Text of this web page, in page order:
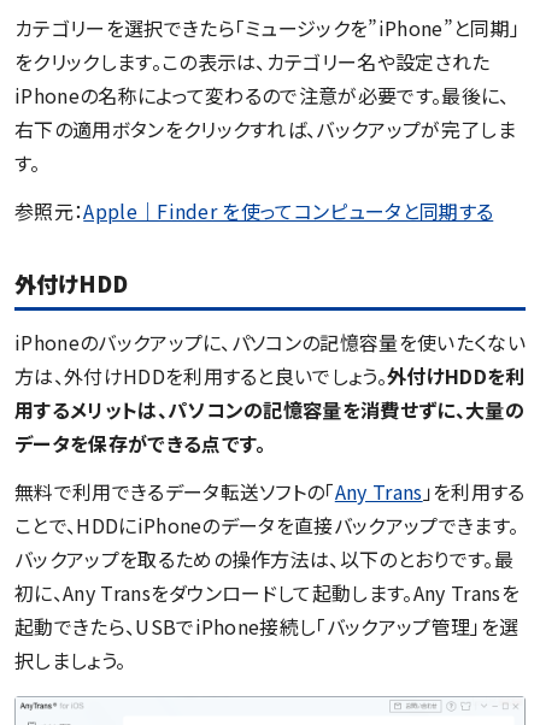
カテゴリーを選択できたら「ミュージックを”iPhone”と同期」
をクリックします。この表示は、カテゴリー名や設定された
iPhoneの名称によって変わるので注意が必要です。最後に、
右下の適用ボタンをクリックすれば、バックアップが完了しま
す。
参照元：Apple｜Finder を使ってコンピュータと同期する
外付けHDD
iPhoneのバックアップに、パソコンの記憶容量を使いたくない
方は、外付けHDDを利用すると良いでしょう。外付けHDDを利
用するメリットは、パソコンの記憶容量を消費せずに、大量の
データを保存ができる点です。
無料で利用できるデータ転送ソフトの「Any Trans」を利用する
ことで、HDDにiPhoneのデータを直接バックアップできます。
バックアップを取るための操作方法は、以下のとおりです。最
初に、Any Transをダウンロードして起動します。Any Transを
起動できたら、USBでiPhone接続し「バックアップ管理」を選
択しましょう。